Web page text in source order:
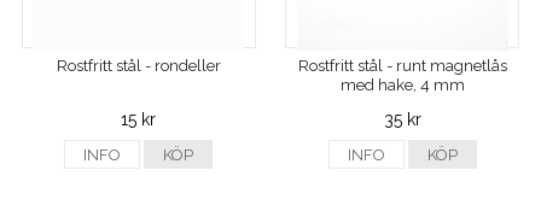
Rostfritt stål - rondeller
15 kr
INFO KÖP
Rostfritt stål - runt magnetlås
med hake, 4 mm
35 kr
INFO KÖP